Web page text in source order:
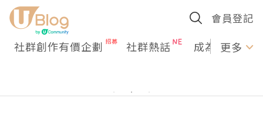
會員登記
社群創作有價企劃 社群熱話 成為U更多